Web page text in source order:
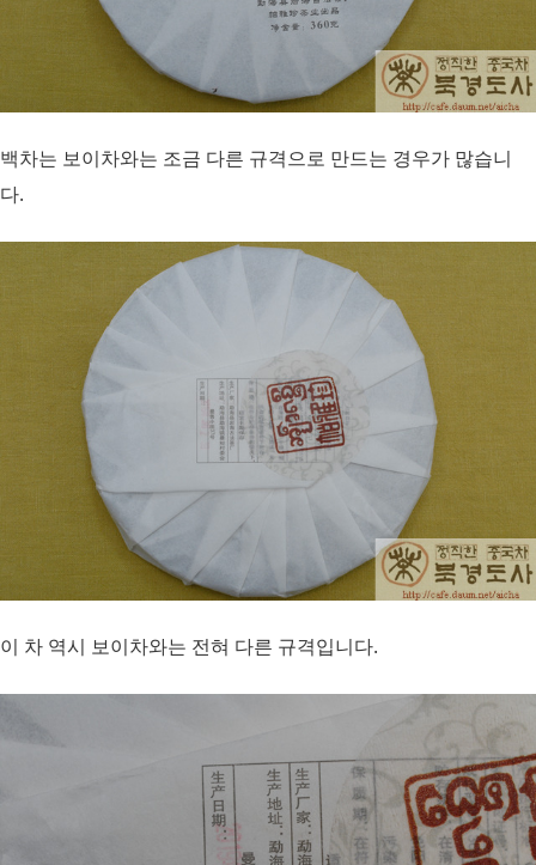
백차는 보이차와는 조금 다른 규격으로 만드는 경우가 많습니
다.
이 차 역시 보이차와는 전혀 다른 규격입니다.